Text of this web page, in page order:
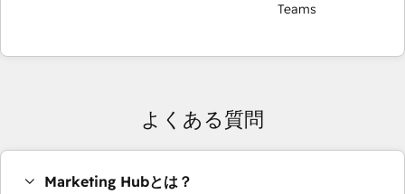
Teams
よくある質問
Marketing Hubとは？